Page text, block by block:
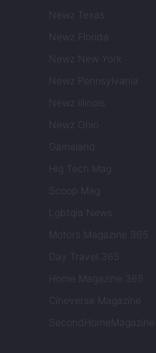
Newz Texas
Newz Florida
Newz New York
Newz Pennsylvania
Newz Illinois
Newz Ohio
Gameland
Hig Tech Mag
Scoop Mag
Lgbtqia News
Motors Magazine 365
Day Travel 365
Home Magazine 365
Cineverse Magazine
SecondHomeMagazine